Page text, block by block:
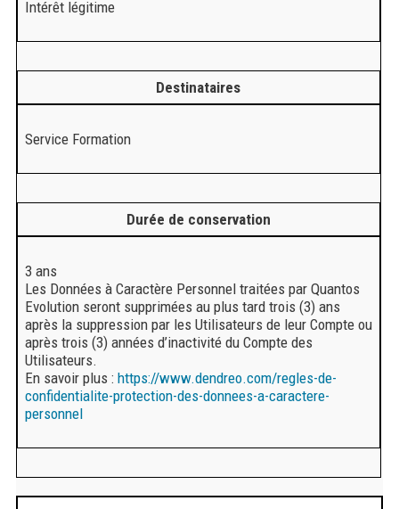
Intérêt légitime
Destinataires
Service Formation
Durée de conservation
3 ans
Les Données à Caractère Personnel traitées par Quantos
Evolution seront supprimées au plus tard trois (3) ans
après la suppression par les Utilisateurs de leur Compte ou
après trois (3) années d’inactivité du Compte des
Utilisateurs.
En savoir plus : https://www.dendreo.com/regles-de-
confidentialite-protection-des-donnees-a-caractere-
personnel